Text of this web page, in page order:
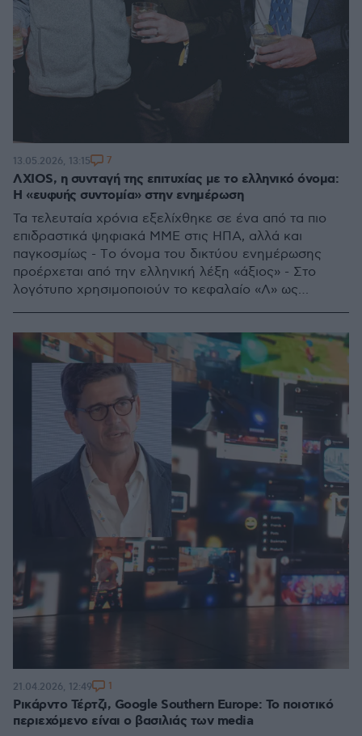
ΛΧΙΟS, η συνταγή της επιτυχίας με το ελληνικό όνομα:
Η «ευφυής συντομία» στην ενημέρωση
Τα τελευταία χρόνια εξελίχθηκε σε ένα από τα πιο
επιδραστικά ψηφιακά ΜΜΕ στις ΗΠΑ, αλλά και
παγκοσμίως - Τo όνομα του δικτύου ενημέρωσης
προέρχεται από την ελληνική λέξη «άξιος» - Στο
λογότυπο χρησιμοποιούν το κεφαλαίο «Λ» ως
13.05.2026, 13:15 7
Ρικάρντο Τέρτζι, Google Southern Europe: Το ποιοτικό
περιεχόμενο είναι ο βασιλιάς των media
21.04.2026, 12:49 1